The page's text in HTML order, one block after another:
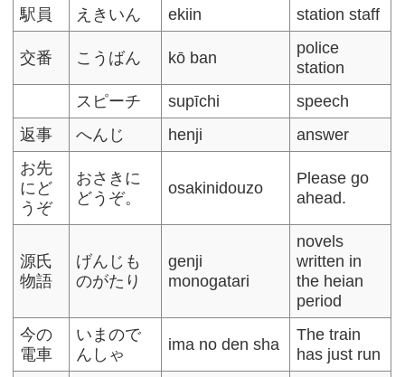
駅員
えきいん ekiin station staff
交番 こうばん kō ban
police
station
スピーチ
supīchi
speech
返事
へんじ henji
answer
お先
にど
うぞ
おさきに
どうぞ。
osakinidouzo
Please go
ahead.
源氏
物語
げんじも
のがたり
genji
monogatari
novels
written in
the heian
period
今の
電車
いまので
んしゃ
ima no den sha
The train
has just run